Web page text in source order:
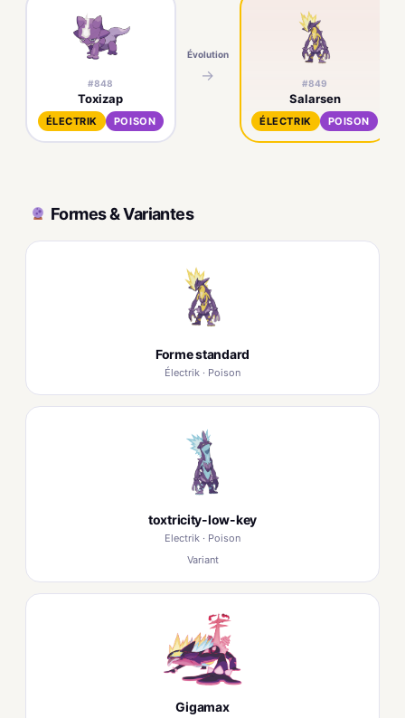
#848
Toxizap
ÉLECTRIK POISON
Évolution
→ #849
Salarsen
ÉLECTRIK POISON
Formes & Variantes
Forme standard
Électrik · Poison
toxtricity-low-key
Electrik · Poison
Variant
Gigamax